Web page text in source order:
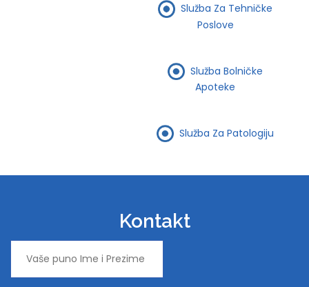
Služba Za Tehničke
Poslove
Služba Bolničke
Apoteke
Služba Za Patologiju
Kontakt